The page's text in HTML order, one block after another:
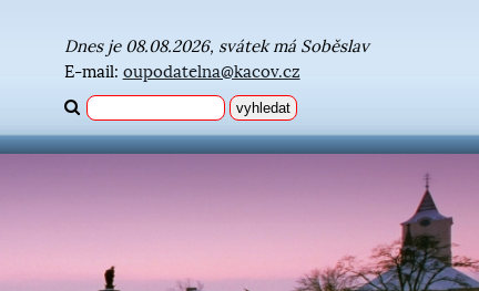
Dnes je 08.08.2026, svátek má Soběslav
E-mail: oupodatelna@kacov.cz